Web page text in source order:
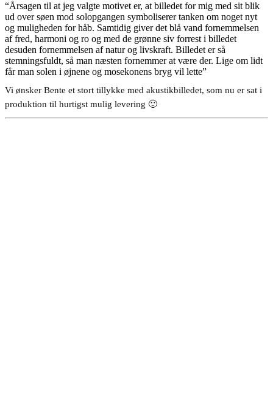
“Årsagen til at jeg valgte motivet er, at billedet for mig med sit blik
ud over søen mod solopgangen symboliserer tanken om noget nyt
og muligheden for håb. Samtidig giver det blå vand fornemmelsen
af fred, harmoni og ro og med de grønne siv forrest i billedet
desuden fornemmelsen af natur og livskraft. Billedet er så
stemningsfuldt, så man næsten fornemmer at være der. Lige om lidt
får man solen i øjnene og mosekonens bryg vil lette”
Vi ønsker Bente et stort tillykke med akustikbilledet, som nu er sat i
produktion til hurtigst mulig levering 🙂